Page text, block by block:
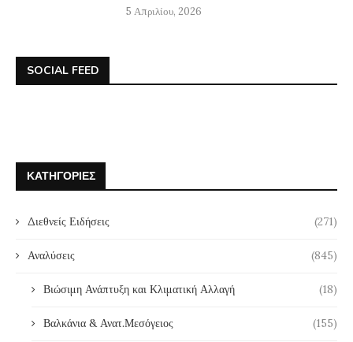
5 Απριλίου, 2026
SOCIAL FEED
ΚΑΤΗΓΟΡΊΕΣ
Διεθνείς Ειδήσεις (271)
Αναλύσεις (845)
Βιώσιμη Ανάπτυξη και Κλιματική Αλλαγή (18)
Βαλκάνια & Ανατ.Μεσόγειος (155)